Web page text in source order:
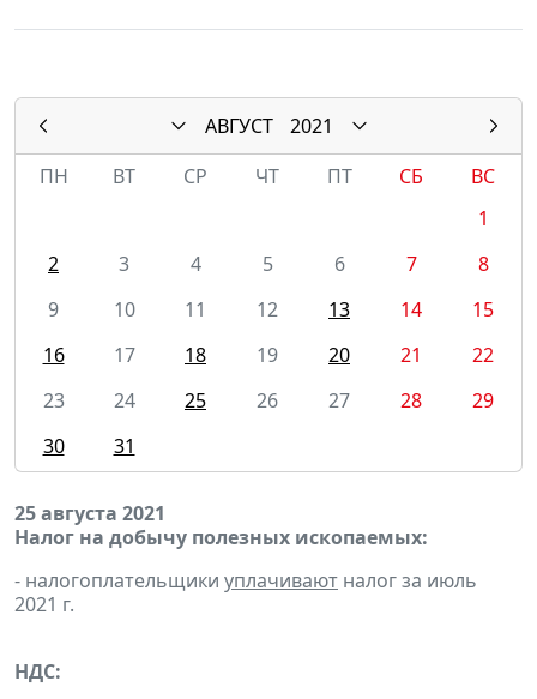
АВГУСТ
2021
ПН
ВТ СР ЧТ ПТ СБ
ВС
1
2
3 4 5 6 7
8
9
10 11 12 13 14
15
16
17 18 19 20 21
22
23
24 25 26 27 28
29
30
31
25 августа 2021
Налог на добычу полезных ископаемых:
- налогоплательщики уплачивают налог за июль
2021 г.
НДС: